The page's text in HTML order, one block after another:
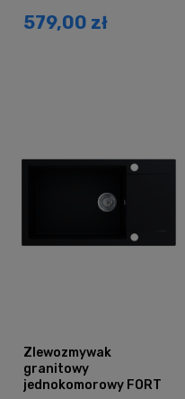
ociekaczem
579,00 zł
Zlewozmywak
granitowy
jednokomorowy FORT